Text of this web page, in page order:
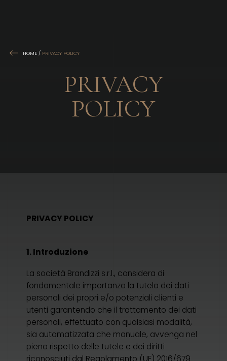
HOME / PRIVACY POLICY
PRIVACY
POLICY
PRIVACY POLICY
1. Introduzione
La società Brandizzi s.r.l., considera di
fondamentale importanza la tutela dei dati
personali dei propri e/o potenziali clienti e
utenti garantendo che il trattamento dei dati
personali, effettuato con qualsiasi modalità,
sia automatizzata che manuale, avvenga nel
pieno rispetto delle tutele e dei diritti
riconosciuti dal Regolamento (UE) 2016/679